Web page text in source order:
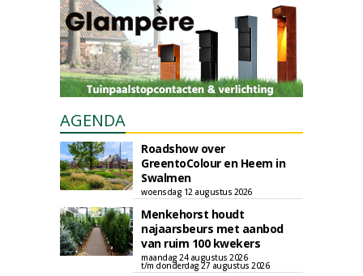
AGENDA
Roadshow over
GreentoColour en Heem in
Swalmen
woensdag 12 augustus 2026
Menkehorst houdt
najaarsbeurs met aanbod
van ruim 100 kwekers
maandag 24 augustus 2026
t/m donderdag 27 augustus 2026